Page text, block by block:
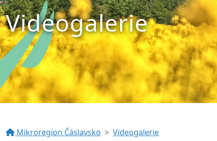
Videogalerie
Mikroregion Čáslavsko Videogalerie